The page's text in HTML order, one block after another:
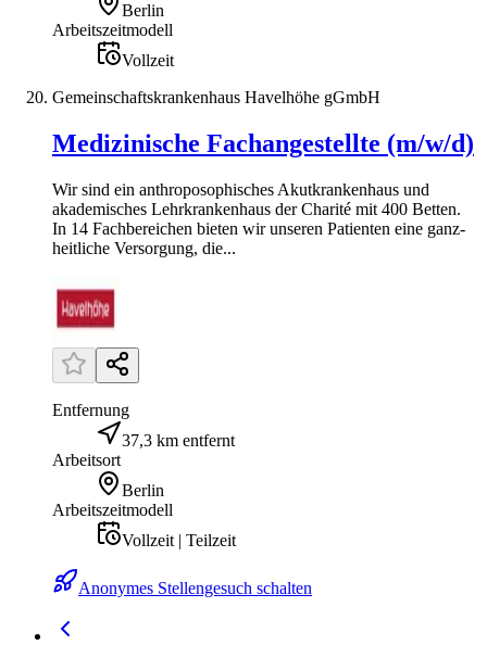
Berlin
Arbeitszeitmodell
Vollzeit
Gemeinschaftskrankenhaus Havelhöhe gGmbH
Medizinische Fachangestellte (m/w/d)
Wir sind ein anthro­poso­phisches Akut­krankenhaus und
akademisches Lehr­kranken­haus der Charité mit 400 Betten.
In 14 Fach­bereichen bieten wir unseren Patienten eine ganz­
heitliche Versorgung, die...
Entfernung
37,3 km entfernt
Arbeitsort
Berlin
Arbeitszeitmodell
Vollzeit | Teilzeit
Anonymes Stellengesuch schalten